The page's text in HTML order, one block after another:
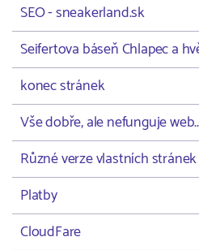
SEO - sneakerland.sk
Seifertova báseň Chlapec a
konec stránek
Vše dobře, ale nefunguje
Různé verze vlastních stránek
Platby
CloudFare